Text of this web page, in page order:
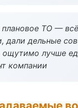
ТО —
дали дельные
лучше
компании